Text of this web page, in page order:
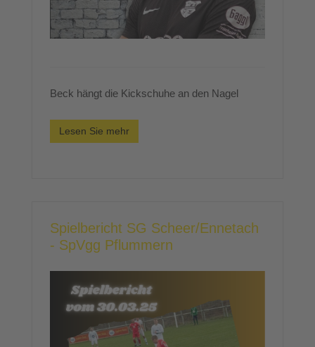
Beck hängt die Kickschuhe an den Nagel
Lesen Sie mehr
Spielbericht SG Scheer/Ennetach
- SpVgg Pflummern